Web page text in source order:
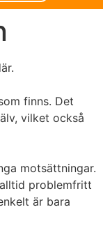
finns. Det
vilket också
motsättningar.
problemfritt
är bara